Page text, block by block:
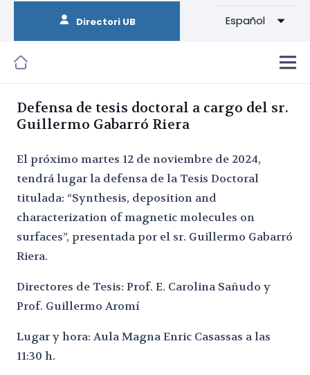
Directori UB Español
Defensa de tesis doctoral a cargo del sr.
Guillermo Gabarró Riera
El próximo martes 12 de noviembre de 2024,
tendrá lugar la defensa de la Tesis Doctoral
titulada: “Synthesis, deposition and
characterization of magnetic molecules on
surfaces”, presentada por el sr. Guillermo Gabarró
Riera.
Directores de Tesis: Prof. E. Carolina Sañudo y
Prof. Guillermo Aromí
Lugar y hora: Aula Magna Enric Casassas a las
11:30 h.